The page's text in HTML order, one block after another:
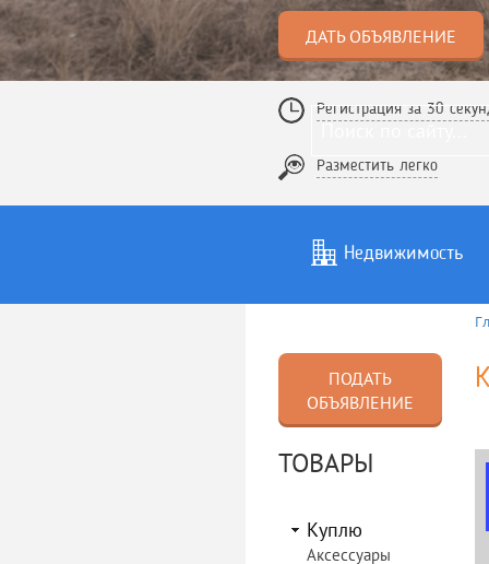
ДАТЬ ОБЪЯВЛЕНИЕ
Регистрация за 30
Разместить легко
Недвижимость
Услуги
ПОДАТЬ
ОБЪЯВЛЕНИЕ
ТОВАРЫ
Куплю
Аксессуары